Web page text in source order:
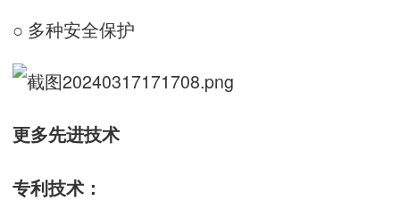
○ 多种安全保护
更多先进技术
专利技术：